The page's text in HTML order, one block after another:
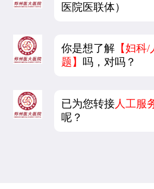
医院医联体）
你是想了解 【妇科
题】吗，对吗？
已为您转接 人工服
呢？